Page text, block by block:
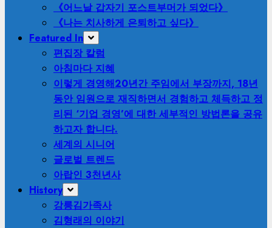
《어느날 갑자기 포스트부머가 되었다》
《나는 치사하게 은퇴하고 싶다》
Featured In
편집장 칼럼
아침마다 지혜
이렇게 경영해20년간 주임에서 부장까지, 18년
동안 임원으로 재직하면서 경험하고 체득하고 정
리된 ‘기업 경영’에 대한 세부적인 방법론을 공유
하고자 합니다.
세계의 시니어
글로벌 트렌드
아랍인 3천년사
History
강릉김가족사
김형래의 이야기